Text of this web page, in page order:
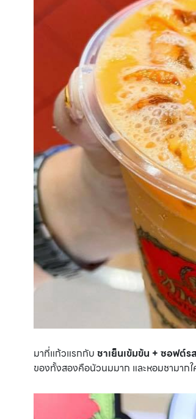
มาที่แก้วแรกกับ ชาเย็นเข้มข้น + ซอฟต์ร
ของทั้งสองคือนัวนมมาก และหอมชามากใ